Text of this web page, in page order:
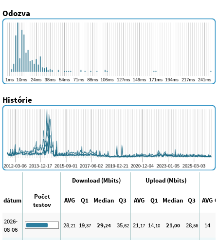
Odozva
Histórie
Download (Mbits) Upload (Mbits)
dátum
Počet
testov
AVG Q1 Median Q3 AVG Q1 Median Q3 AVG
2026-
08-06
28,21 19,37 29,24 35,62 21,17 14,10 21,00 28,56 14